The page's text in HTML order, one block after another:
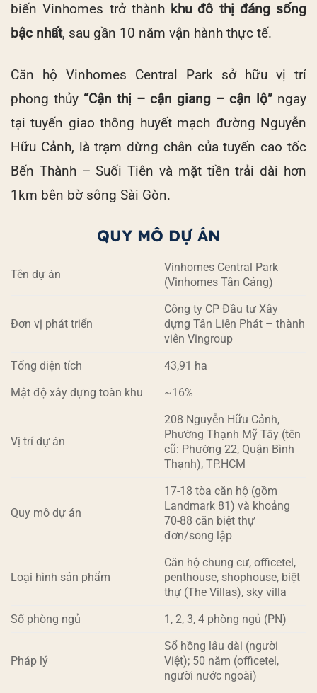
biến Vinhomes trở thành khu đô thị đáng sống
bậc nhất, sau gần 10 năm vận hành thực tế.
Căn hộ Vinhomes Central Park sở hữu vị trí
phong thủy “Cận thị – cận giang – cận lộ” ngay
tại tuyến giao thông huyết mạch đường Nguyễn
Hữu Cảnh, là trạm dừng chân của tuyến cao tốc
Bến Thành – Suối Tiên và mặt tiền trải dài hơn
1km bên bờ sông Sài Gòn.
QUY MÔ DỰ ÁN
Tên dự án
Vinhomes Central Park
(Vinhomes Tân Cảng)
Đơn vị phát triển
Công ty CP Đầu tư Xây
dựng Tân Liên Phát – thành
viên Vingroup
Tổng diện tích
43,91 ha
Mật độ xây dựng toàn khu
~16%
Vị trí dự án
208 Nguyễn Hữu Cảnh,
Phường Thạnh Mỹ Tây (tên
cũ: Phường 22, Quận Bình
Thạnh), TP.HCM
Quy mô dự án
17-18 tòa căn hộ (gồm
Landmark 81) và khoảng
70-88 căn biệt thự
đơn/song lập
Loại hình sản phẩm
Căn hộ chung cư, officetel,
penthouse, shophouse, biệt
thự (The Villas), sky villa
Số phòng ngủ
1, 2, 3, 4 phòng ngủ (PN)
Pháp lý
Sổ hồng lâu dài (người
Việt); 50 năm (officetel,
người nước ngoài)